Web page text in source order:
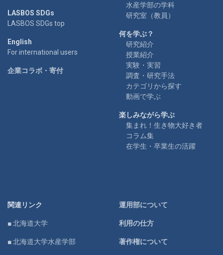
LASBOS SDGs
LASBOS SDGs top
English
For international users
企業コラボ・寄付
水産学部の学科
研究室（教員）
何を学ぶ？
研究紹介
授業紹介
実験・実習
調査・研究手法
カテゴリから探す
動画で学ぶ
楽しみながら学ぶ
集まれ！生き物大好き者
コラム集
在学生・卒業生の活躍
関連リンク
■ 北海道大学
■ 北海道大学水産学部
運用部について
利用の仕方
著作権について